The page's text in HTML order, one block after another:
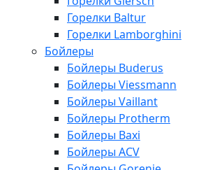
Горелки Baltur
Горелки Lamborghini
Бойлеры
Бойлеры Buderus
Бойлеры Viessmann
Бойлеры Vaillant
Бойлеры Protherm
Бойлеры Baxi
Бойлеры ACV